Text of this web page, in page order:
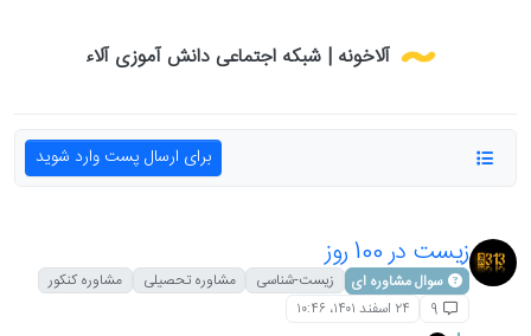
آلاخونه | شبکه اجتماعی دانش آموزی آلاء
برای ارسال پست وارد شوید
زیست در 100 روز
سوال مشاوره ای زیست-شناسی مشاوره تحصیلی
مشاوره کنکور
9
۲۴ اسفند ۱۴۰۱،‏ ۱۰:۴۶